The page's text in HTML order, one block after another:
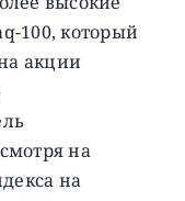
100, который
акции
на
на